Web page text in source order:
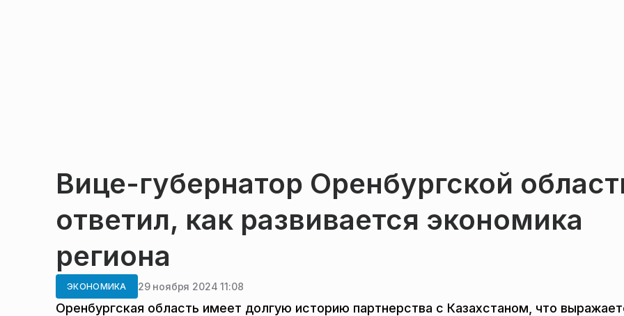
Вице-губернатор Оренбургской
ответил, как развивается экономика
региона
ЭКОНОМИКА 29 ноября 2024 11:08
Оренбургская область имеет долгую историю партнерства с Казахстаном, что